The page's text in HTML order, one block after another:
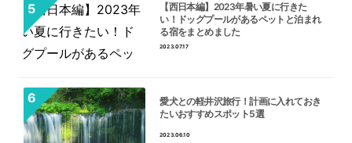
【西日本編】2023年暑い夏に行きた
い！ドッグプールがあるペットと泊まれ
る宿をまとめました
2023.07.17
愛犬との軽井沢旅行！計画に入れておき
たいおすすめスポット5選
2023.06.10